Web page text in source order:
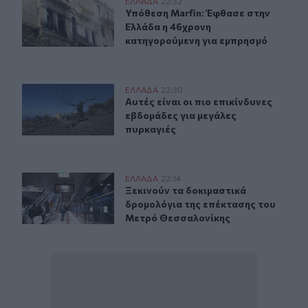
Υπόθεση Marfin: Έφθασε στην
Υπόθεση Marfin: Έφθασε στην
Ελλάδα η 46χρονη
κατηγορούμενη για εμπρησμό
Αυτές είναι οι πιο επικίνδυνες εβδομάδες για μεγάλες
ΕΛΛAΔΑ 22:30
Αυτές είναι οι πιο επικίνδυνες
Αυτές είναι οι πιο επικίνδυνες
εβδομάδες για μεγάλες
πυρκαγιές
Ξεκινούν τα δοκιμαστικά δρομολόγια της επέκτασης
ΕΛΛAΔΑ 22:14
Ξεκινούν τα δοκιμαστικά
Ξεκινούν τα δοκιμαστικά
δρομολόγια της επέκτασης του
Μετρό Θεσσαλονίκης